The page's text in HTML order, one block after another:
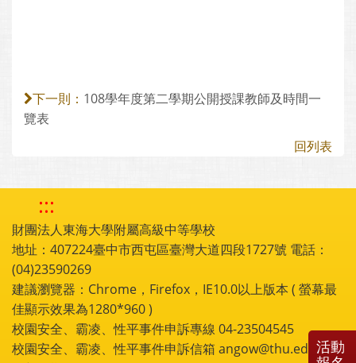
下一則： 108學年度第二學期公開授課教師及時間一
覽表
回列表
:::
財團法人東海大學附屬高級中等學校
地址：407224臺中市西屯區臺灣大道四段1727號 電話：
(04)23590269
建議瀏覽器：Chrome，Firefox，IE10.0以上版本 ( 螢幕最
佳顯示效果為1280*960 )
校園安全、霸凌、性平事件申訴專線 04-23504545
校園安全、霸凌、性平事件申訴信箱 angow@thu.edu.tw
活動